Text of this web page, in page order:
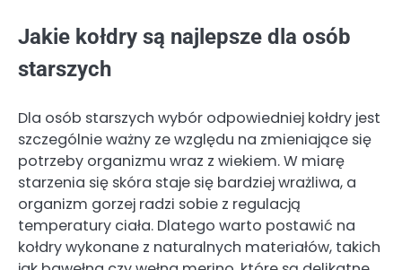
Jakie kołdry są najlepsze dla osób
starszych
Dla osób starszych wybór odpowiedniej kołdry jest
szczególnie ważny ze względu na zmieniające się
potrzeby organizmu wraz z wiekiem. W miarę
starzenia się skóra staje się bardziej wrażliwa, a
organizm gorzej radzi sobie z regulacją
temperatury ciała. Dlatego warto postawić na
kołdry wykonane z naturalnych materiałów, takich